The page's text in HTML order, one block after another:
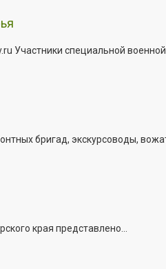
специальной военной
бригад, экскурсоводы,
края представлено...